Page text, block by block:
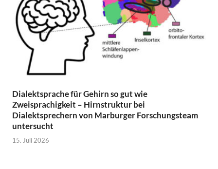
Dialektsprache für Gehirn so gut wie
Zweisprachigkeit – Hirnstruktur bei
Dialektsprechern von Marburger Forschungsteam
untersucht
15. Juli 2026